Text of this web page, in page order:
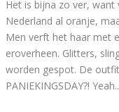
Het is bijna zo ver,
Nederland al oranje,
Men verft het haar met
eroverheen. Glitters,
worden gespot. De
PANIEKINGSDAY?!